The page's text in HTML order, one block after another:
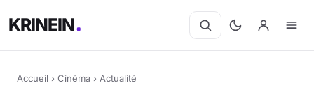
KRINEIN
Accueil › Cinéma › Actualité